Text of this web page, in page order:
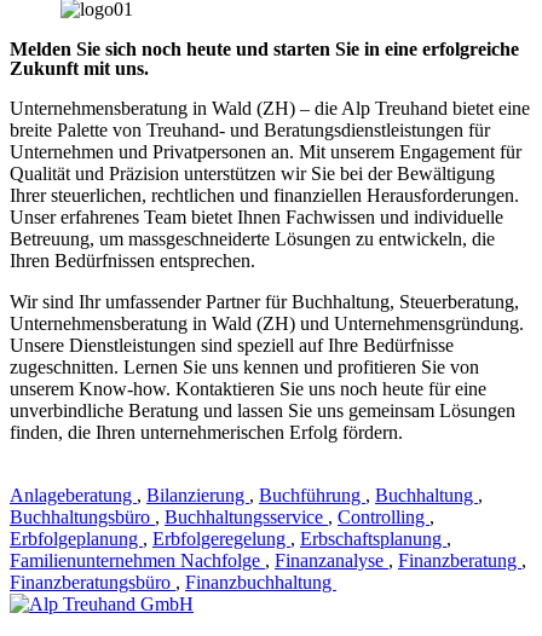
Melden Sie sich noch heute und starten Sie in eine erfolgreiche
Zukunft mit uns.
Unternehmensberatung in Wald (ZH) – die Alp Treuhand bietet eine
breite Palette von Treuhand- und Beratungsdienstleistungen für
Unternehmen und Privatpersonen an. Mit unserem Engagement für
Qualität und Präzision unterstützen wir Sie bei der Bewältigung
Ihrer steuerlichen, rechtlichen und finanziellen Herausforderungen.
Unser erfahrenes Team bietet Ihnen Fachwissen und individuelle
Betreuung, um massgeschneiderte Lösungen zu entwickeln, die
Ihren Bedürfnissen entsprechen.
Wir sind Ihr umfassender Partner für Buchhaltung, Steuerberatung,
Unternehmensberatung in Wald (ZH) und Unternehmensgründung.
Unsere Dienstleistungen sind speziell auf Ihre Bedürfnisse
zugeschnitten. Lernen Sie uns kennen und profitieren Sie von
unserem Know-how. Kontaktieren Sie uns noch heute für eine
unverbindliche Beratung und lassen Sie uns gemeinsam Lösungen
finden, die Ihren unternehmerischen Erfolg fördern.
Anlageberatung , Bilanzierung , Buchführung , Buchhaltung ,
Buchhaltungsbüro , Buchhaltungsservice , Controlling ,
Erbfolgeplanung , Erbfolgeregelung , Erbschaftsplanung ,
Familienunternehmen Nachfolge , Finanzanalyse , Finanzberatung ,
Finanzberatungsbüro , Finanzbuchhaltung